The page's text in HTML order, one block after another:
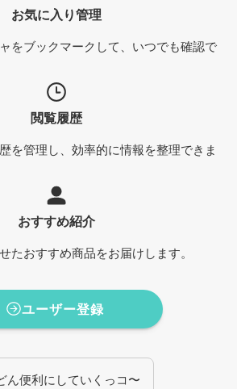
お気に入り管理
をブックマークして、いつでも確認で
閲覧履歴
を管理し、効率的に情報を整理できま
おすすめ紹介
たおすすめ商品をお届けします。
ユーザー登録
ん便利にしていくっコ〜